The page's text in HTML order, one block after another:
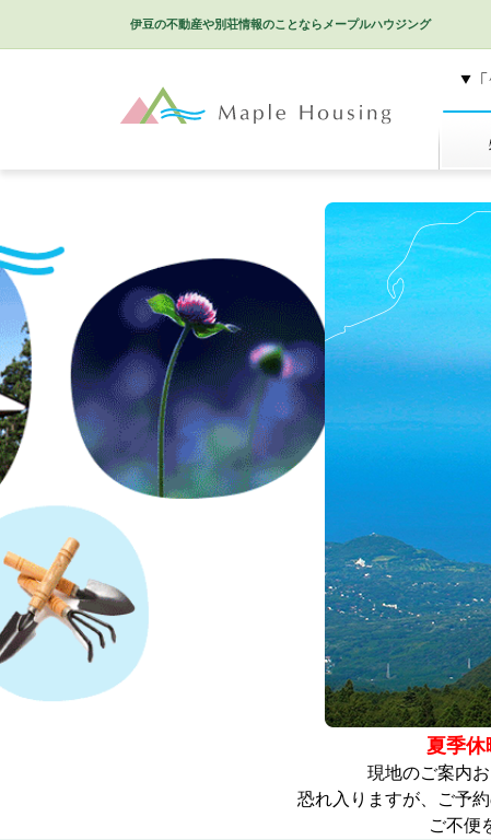
伊豆の不動産や別荘情報のことなら メープルハウジング
夏季休
現地のご案内
恐れ入りますが、ご予
ご不便